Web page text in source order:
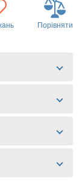
Порівняти